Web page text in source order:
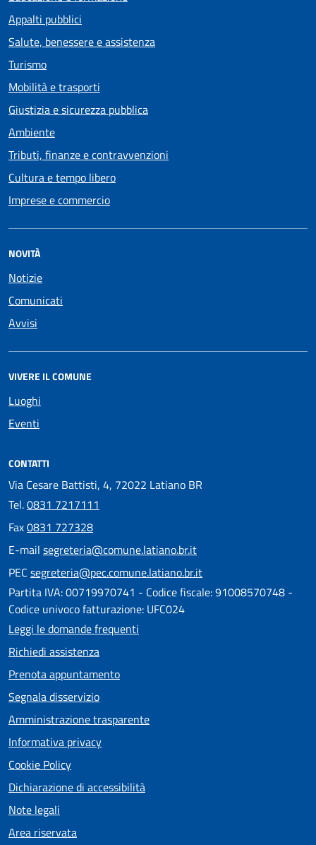
Appalti pubblici
Salute, benessere e assistenza
Turismo
Mobilità e trasporti
Giustizia e sicurezza pubblica
Ambiente
Tributi, finanze e contravvenzioni
Cultura e tempo libero
Imprese e commercio
NOVITÀ
Notizie
Comunicati
Avvisi
VIVERE IL COMUNE
Luoghi
Eventi
CONTATTI
Via Cesare Battisti, 4, 72022 Latiano BR
Tel.0831 7217111
Fax0831 727328
E-mail segreteria@comune.latiano.br.it
PEC segreteria@pec.comune.latiano.br.it
Partita IVA: 00719970741 - Codice fiscale: 91008570748 -
Codice univoco fatturazione: UFC024
Leggi le domande frequenti
Richiedi assistenza
Prenota appuntamento
Segnala disservizio
Amministrazione trasparente
Informativa privacy
Cookie Policy
Dichiarazione di accessibilità
Note legali
Area riservata